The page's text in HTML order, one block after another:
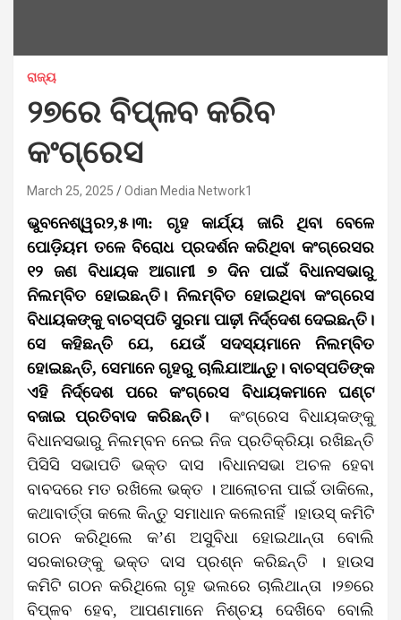
ରାଜ୍ୟ
୨୭ରେ ବିପ୍ଳବ କରିବ
କଂଗ୍ରେସ
March 25, 2025 Odian Media Network1
ଭୁବନେଶ୍ୱର୨,୫।୩: ଗୃହ କାର୍ଯ୍ୟ ଜାରି ଥିବା ବେଳେ
ପୋଡ଼ିୟମ ତଳେ ବିରୋଧ ପ୍ରଦର୍ଶନ କରିଥିବା କଂଗ୍ରେସର
୧୨ ଜଣ ବିଧାୟକ ଆଗାମୀ ୭ ଦିନ ପାଇଁ ବିଧାନସଭାରୁ
ନିଲମ୍ବିତ ହୋଇଛନ୍ତି। ନିଲମ୍ବିତ ହୋଇଥିବା କଂଗ୍ରେସ
ବିଧାୟକଙ୍କୁ ବାଚସ୍ପତି ସୁରମା ପାଢ଼ୀ ନିର୍ଦ୍ଦେଶ ଦେଇଛନ୍ତି।
ସେ କହିଛନ୍ତି ଯେ, ଯେଉଁ ସଦସ୍ୟମାନେ ନିଲମ୍ବିତ
ହୋଇଛନ୍ତି, ସେମାନେ ଗୃହରୁ ଚାଲିଯାଆନ୍ତୁ। ବାଚସ୍ପତିଙ୍କ
ଏହି ନିର୍ଦ୍ଦେଶ ପରେ କଂଗ୍ରେସ ବିଧାୟକମାନେ ଘଣ୍ଟ
ବଜାଇ ପ୍ରତିବାଦ କରିଛନ୍ତି।
କଂଗ୍ରେସ ବିଧାୟକଙ୍କୁ
ବିଧାନସଭାରୁ ନିଲମ୍ବନ ନେଇ ନିଜ ପ୍ରତିକ୍ରିୟା ରଖିଛନ୍ତି
ପିସିସି ସଭାପତି ଭକ୍ତ ଦାସ ।ବିଧାନସଭା ଅଚଳ ହେବା
ବାବଦରେ ମତ ରଖିଲେ ଭକ୍ତ । ଆଲୋଚନା ପାଇଁ ଡାକିଲେ,
କଥାବାର୍ତ୍ତା କଲେ କିନ୍ତୁ ସମାଧାନ କଲେନାହିଁ ।ହାଉସ୍ କମିଟି
ଗଠନ କରିଥିଲେ କ’ଣ ଅସୁବିଧା ହୋଇଥାନ୍ତା ବୋଲି
ସରକାରଙ୍କୁ ଭକ୍ତ ଦାସ ପ୍ରଶ୍ନ କରିଛନ୍ତି । ହାଉସ
କମିଟି ଗଠନ କରିଥିଲେ ଗୃହ ଭଲରେ ଚାଲିଥାନ୍ତା ।୨୭ରେ
ବିପ୍ଳବ ହେବ, ଆପଣମାନେ ନିଶ୍ଚୟ ଦେଖିବେ ବୋଲି